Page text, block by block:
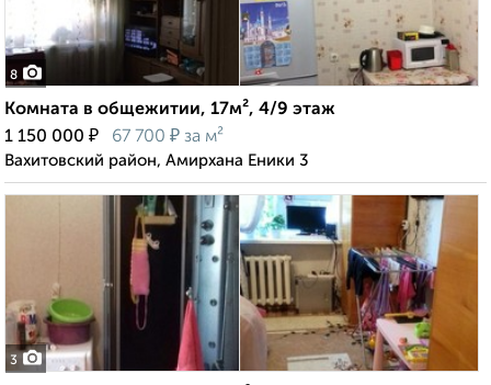
8
Комната в общежитии, 17м², 4/9 этаж
1 150 000 ₽ 67 700 ₽ за м²
Вахитовский район, Амирхана Еники 3
3